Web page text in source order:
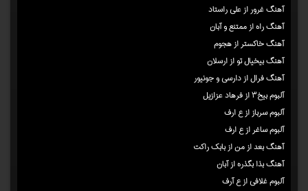
آهنگ غرور از علی راستاد
آهنگ راه از ممتنع و آبان
آهنگ خاکستر از هجوم
آهنگ بیخیال تو از ارسلان
آهنگ فرال از دارسی و جونیور
آلبوم بیخ۳ از فرهاد عزازیل
آلبوم سرباز از ع ارف
آلبوم ساغر از ع ارف
آهنگ بعد از من از بابک راکت
آهنگ بذا بگذره از آبان
آلبوم غلافی از ع آرف